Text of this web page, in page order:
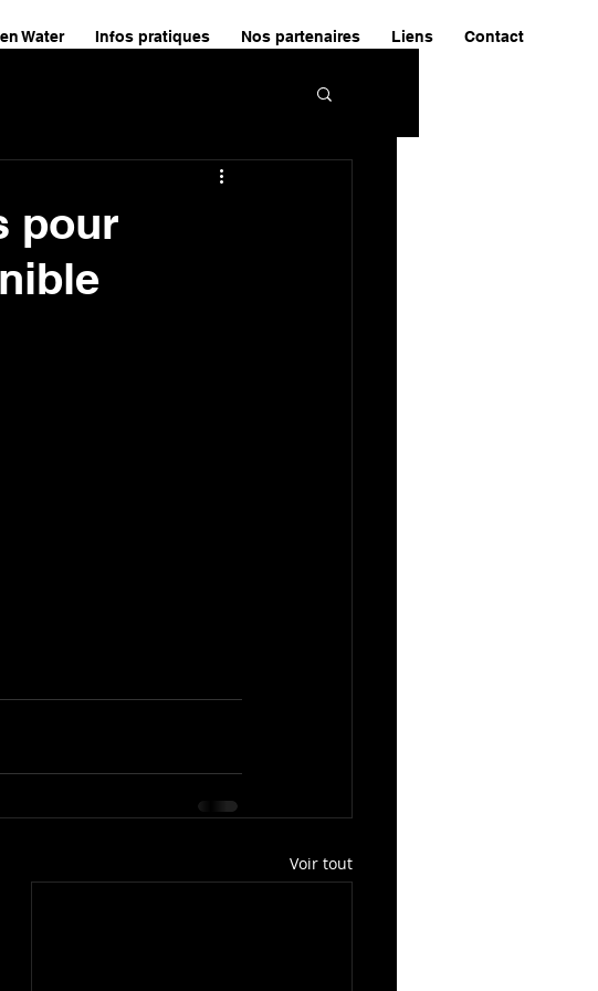
Water Infos pratiques Nos partenaires Liens Contact
pour
Voir tout